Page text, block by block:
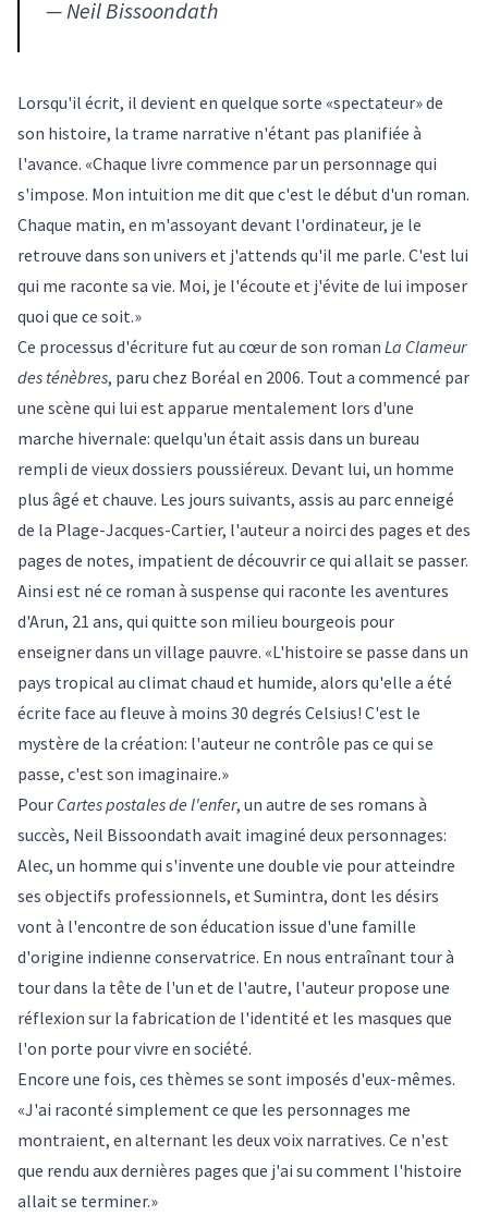
— Neil Bissoondath
Lorsqu'il écrit, il devient en quelque sorte «spectateur» de
son histoire, la trame narrative n'étant pas planifiée à
l'avance. «Chaque livre commence par un personnage qui
s'impose. Mon intuition me dit que c'est le début d'un roman.
Chaque matin, en m'assoyant devant l'ordinateur, je le
retrouve dans son univers et j'attends qu'il me parle. C'est lui
qui me raconte sa vie. Moi, je l'écoute et j'évite de lui imposer
quoi que ce soit.»
Ce processus d'écriture fut au cœur de son roman La Clameur
des ténèbres, paru chez Boréal en 2006. Tout a commencé par
une scène qui lui est apparue mentalement lors d'une
marche hivernale: quelqu'un était assis dans un bureau
rempli de vieux dossiers poussiéreux. Devant lui, un homme
plus âgé et chauve. Les jours suivants, assis au parc enneigé
de la Plage-Jacques-Cartier, l'auteur a noirci des pages et des
pages de notes, impatient de découvrir ce qui allait se passer.
Ainsi est né ce roman à suspense qui raconte les aventures
d'Arun, 21 ans, qui quitte son milieu bourgeois pour
enseigner dans un village pauvre. «L'histoire se passe dans un
pays tropical au climat chaud et humide, alors qu'elle a été
écrite face au fleuve à moins 30 degrés Celsius! C'est le
mystère de la création: l'auteur ne contrôle pas ce qui se
passe, c'est son imaginaire.»
Pour Cartes postales de l'enfer, un autre de ses romans à
succès, Neil Bissoondath avait imaginé deux personnages:
Alec, un homme qui s'invente une double vie pour atteindre
ses objectifs professionnels, et Sumintra, dont les désirs
vont à l'encontre de son éducation issue d'une famille
d'origine indienne conservatrice. En nous entraînant tour à
tour dans la tête de l'un et de l'autre, l'auteur propose une
réflexion sur la fabrication de l'identité et les masques que
l'on porte pour vivre en société.
Encore une fois, ces thèmes se sont imposés d'eux-mêmes.
«J'ai raconté simplement ce que les personnages me
montraient, en alternant les deux voix narratives. Ce n'est
que rendu aux dernières pages que j'ai su comment l'histoire
allait se terminer.»